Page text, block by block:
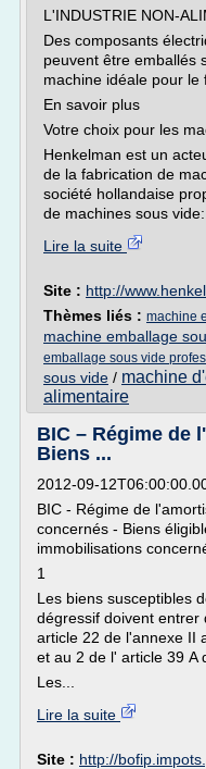
L'INDUSTRIE NON-
Des composants
peuvent être emballés
machine idéale pour le
En savoir plus
Votre choix pour les
Henkelman est un
de la fabrication de
société hollandaise
de machines sous vide:
Lire la suite
Site : http://
Thèmes liés : machine
machine emballage
emballage sous vide
sous vide / machine
alimentaire
BIC – Régime de
Biens ...
2012-09-
BIC - Régime de
concernés - Biens
immobilisations
1
Les biens susceptibles
dégressif doivent entrer
article 22 de l'annexe II
et au 2 de l' article 39 A
Les...
Lire la suite
Site : http://